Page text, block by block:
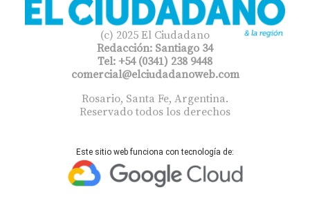
(c) 2025 El Ciudadano
Redacción: Santiago 34
Tel: +54 (0341) 238 9448
comercial@elciudadanoweb.com​
Rosario, Santa Fe, Argentina.
Reservado todos los derechos
Este sitio web funciona con tecnología de: